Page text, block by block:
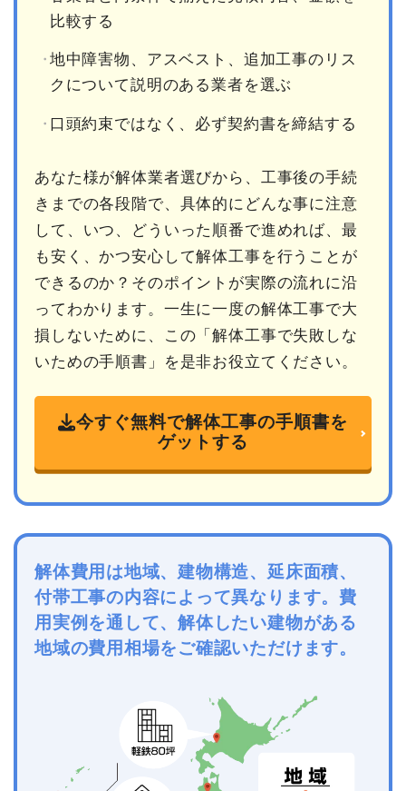
比較する
地中障害物、アスベスト、追加工事のリス
クについて説明のある業者を選ぶ
口頭約束ではなく、必ず契約書を締結する
あなた様が解体業者選びから、工事後の手続
きまでの各段階で、具体的にどんな事に注意
して、いつ、どういった順番で進めれば、最
も安く、かつ安心して解体工事を行うことが
できるのか？そのポイントが実際の流れに沿
ってわかります。一生に一度の解体工事で大
損しないために、この「解体工事で失敗しな
いための手順書」を是非お役立てください。
今すぐ無料で解体工事の手順書を
ゲットする
解体費用は地域、建物構造、延床面積、
付帯工事の内容によって異なります。費
用実例を通して、解体したい建物がある
地域の費用相場をご確認いただけます。